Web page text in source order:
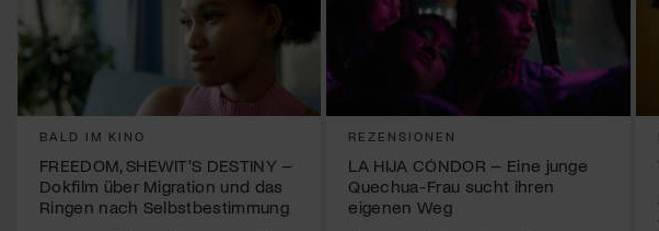
BALD IM KINO
FREEDOM, SHEWIT'S DESTINY –
Dokfilm über Migration und das
Ringen nach Selbstbestimmung
REZENSIONEN
LA HIJA CÓNDOR – Eine junge
Quechua-Frau sucht ihren
eigenen Weg